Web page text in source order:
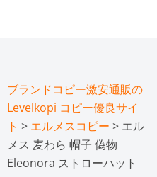
ブランドコピー激安通販の
Levelkopi コピー優良サイ
ト > エルメスコピー > エル
メス 麦わら 帽子 偽物
Eleonora ストローハット